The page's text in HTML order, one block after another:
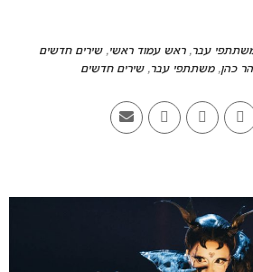
עבר,ראש עמוד ראשי,שירים חדשים
כהן,משתתפי עבר,שירים חדשים